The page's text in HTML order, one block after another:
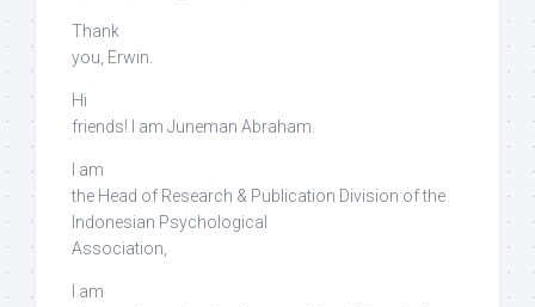
Thank
you, Erwin.
Hi
friends! I am Juneman Abraham.
I am
the Head of Research & Publication Division of the
Indonesian Psychological
Association,
I am